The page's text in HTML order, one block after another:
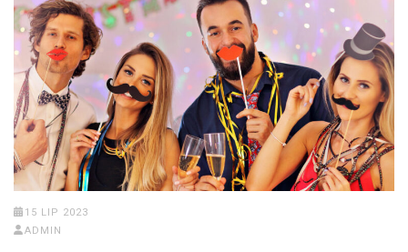
15 LIP 2023
ADMIN